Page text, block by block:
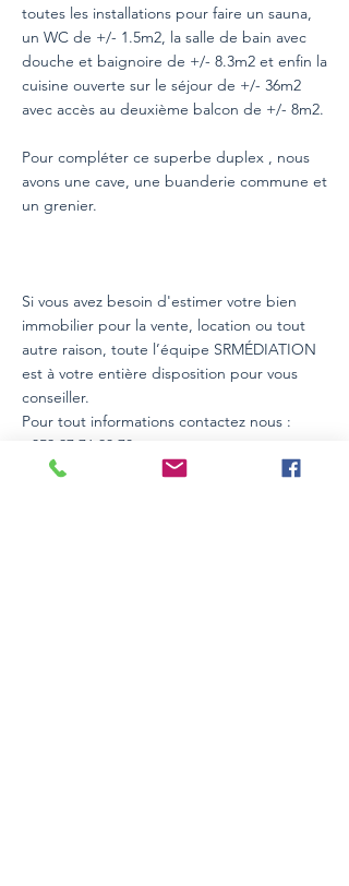
toutes les installations pour faire un sauna,
un WC de +/- 1.5m2, la salle de bain avec
douche et baignoire de +/- 8.3m2 et enfin la
cuisine ouverte sur le séjour de +/- 36m2
avec accès au deuxième balcon de +/- 8m2.
Pour compléter ce superbe duplex , nous
avons une cave, une buanderie commune et
un grenier.
Si vous avez besoin d'estimer votre bien
immobilier pour la vente, location ou tout
autre raison, toute l’équipe SRMÉDIATION
est à votre entière disposition pour vous
conseiller.
Pour tout informations contactez nous :
+352 27 76 93 78
Details